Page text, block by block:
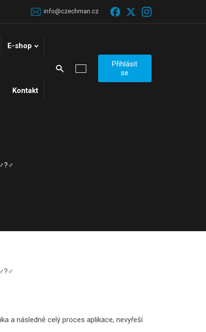
info@czechman.cz
E-shop
Kontakt
Vyhledávání
Přihlásit
se
a následně celý proces aplikace, nevyřeší